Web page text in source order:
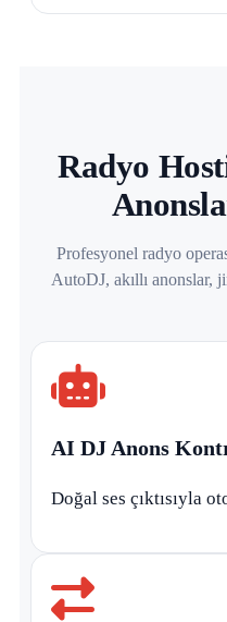
Radyo
Profesyonel radyo
AutoDJ, akıllı anonslar,
AI DJ Anons
Doğal ses çıktısıyla